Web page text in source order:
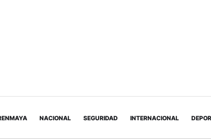
NACIONAL SEGURIDAD INTERNACIONAL